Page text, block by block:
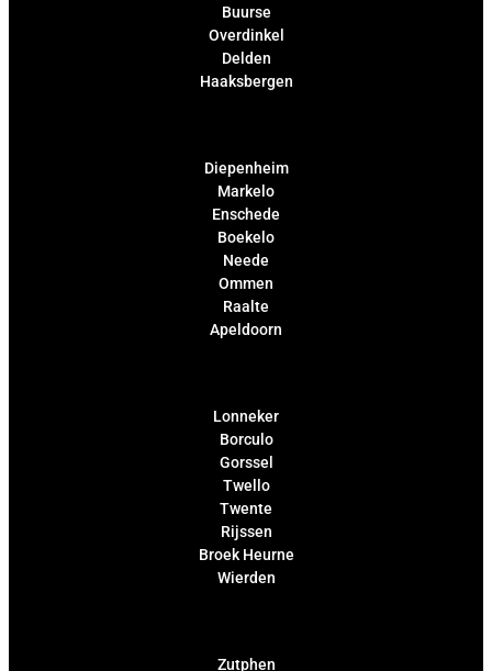
Buurse
Overdinkel
Delden
Haaksbergen
Diepenheim
Markelo
Enschede
Boekelo
Neede
Ommen
Raalte
Apeldoorn
Lonneker
Borculo
Gorssel
Twello
Twente
Rijssen
Broek Heurne
Wierden
Zutphen